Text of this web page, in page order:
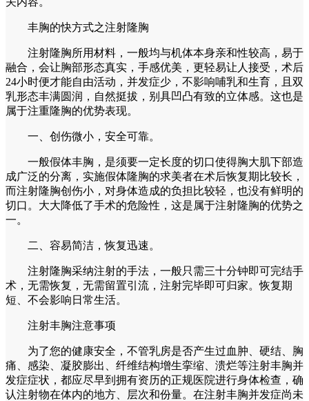
丰胸的快方式之注射隆胸
注射隆胸所用材料，一般均与机体本身亲和性较高，易于
融合，会让胸部形态真实，手感优美，更轻易让人接受，术后
24小时便才能自由活动，并发症少，不影响哺乳和生育，且双
乳形态丰满圆润，自然挺拔，别具凹凸有致的立体感。这也是
属于注重隆胸的优势表现。
一、创伤微小，安全可靠。
一般假体丰胸，是须要一定长度的切口使得胸大肌下部造
成广泛的分离，实施假体隆胸的求美者在术后恢复期比较长，
而注射隆胸创伤小，对身体造成的负担比较轻，也没有鲜明的
切口。大大降低了手术的危险性，这是属于注射隆胸的优势之
一。
二、容易简洁，恢复迅速。
注射隆胸采纳注射的手法，一般只需三十分钟即可完结手
术，无需恢复，无需留置引流，注射完毕即可归家。恢复期
短、不会影响日常生活。
注射丰胸注意事项
为了您的健康安全，不管乳房是否产生过血肿、硬结、胸
痛、感染、凝胶膨出、纤维结构增生挛缩、溃烂等注射丰胸并
发症症状，都应尽早到拥有资历的正规医院进行身体检查，确
认注射物在体内的地方、层次和份量。在注射丰胸并发症尚未